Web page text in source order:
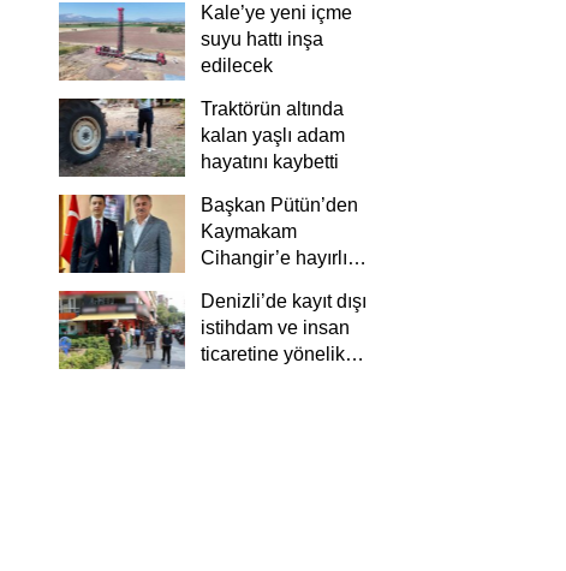
Kale’ye yeni içme
suyu hattı inşa
edilecek
Traktörün altında
kalan yaşlı adam
hayatını kaybetti
Başkan Pütün’den
Kaymakam
Cihangir’e hayırlı
Denizli’de kayıt dışı
istihdam ve insan
ticaretine yönelik